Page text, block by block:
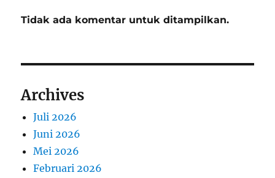
Tidak ada komentar untuk ditampilkan.
Archives
Juli 2026
Juni 2026
Mei 2026
Februari 2026